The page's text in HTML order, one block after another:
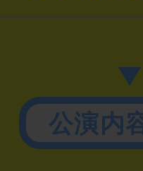
▼
公演内